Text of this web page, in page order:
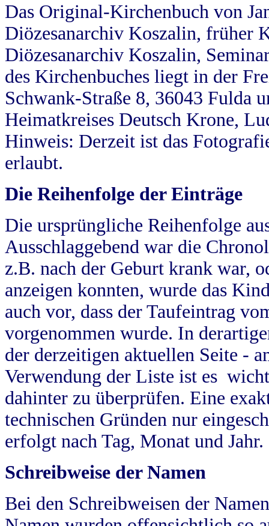
Das Original-Kirchenbuch von
Diözesanarchiv Koszalin, früher
Diözesanarchiv Koszalin,
des Kirchenbuches liegt in der
Schwank-Straße 8, 36043 Fulda
Heimatkreises Deutsch Krone,
Hinweis: Derzeit ist das
erlaubt.
Die Reihenfolge der Einträge
Die ursprüngliche Reihenfolge
Ausschlaggebend war die
z.B. nach der Geburt krank war,
anzeigen konnten, wurde das
auch vor, dass der Taufeintrag
vorgenommen wurde. In
der derzeitigen aktuellen Seite -
Verwendung der Liste ist es
dahinter zu überprüfen. Eine
technischen Gründen nur
erfolgt nach Tag, Monat und Jahr.
Schreibweise der Namen
Bei den Schreibweisen der